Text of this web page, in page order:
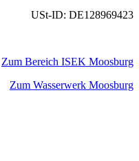
USt-ID: DE128969423
Zum Bereich ISEK Moosburg
Zum Wasserwerk Moosburg